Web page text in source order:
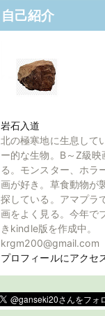
自己紹介
岩石入道
北の極寒地に生息して
ー的な生物。B～Z級
る。モンスター、ホラ
画が好き。草食動物が
探している。アマプラ
画をよく見る。今年で
きkindle版を作成中。
krgm200@gmail.com
プロフィールにアクセ